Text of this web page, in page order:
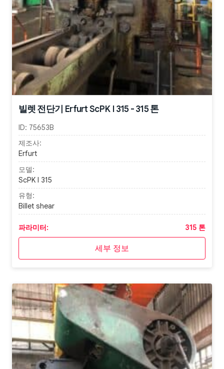
빌렛 전단기 Erfurt ScPK I 315 - 315 톤
ID: 75653B
제조사:
Erfurt
모델:
ScPK I 315
유형:
Billet shear
파라미터: 315 톤
세부 정보